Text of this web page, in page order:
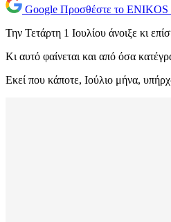
Google Προσθέστε το ENIKOS
Την Τετάρτη 1 Ιουλίου άνοιξε κι
Κι αυτό φαίνεται και από όσα
Εκεί που κάποτε, Ιούλιο μήνα,